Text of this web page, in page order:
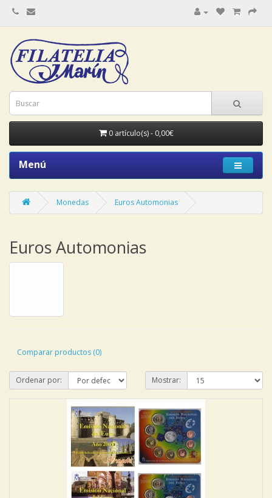
0 artículo(s) - 0,00€
Menú
Monedas Euros Automonias
Euros Automonias
Comparar productos (0)
Ordenar por: Mostrar: